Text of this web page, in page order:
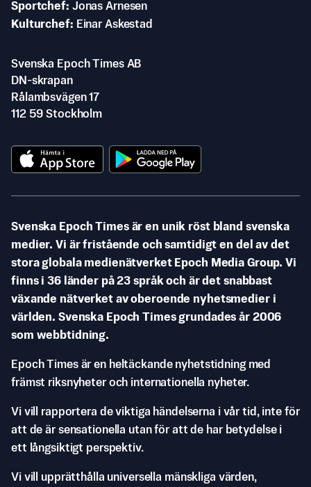
Sportchef Jonas Arnesen
Kulturchef
Einar Askestad
Svenska Epoch Times AB
DN-skrapan
Rålambsvägen 17
112 59 Stockholm
Svenska Epoch Times är en unik röst bland svenska
medier. Vi är fristående och samtidigt en del av det
stora globala medienätverket Epoch Media Group. Vi
finns i 36 länder på 23 språk och är det snabbast
växande nätverket av oberoende nyhetsmedier i
världen. Svenska Epoch Times grundades år 2006
som webbtidning.
Epoch Times är en heltäckande nyhetstidning med
främst riksnyheter och internationella nyheter.
Vi vill rapportera de viktiga händelserna i vår tid, inte för
att de är sensationella utan för att de har betydelse i
ett långsiktigt perspektiv.
Vi vill upprätthålla universella mänskliga värden,